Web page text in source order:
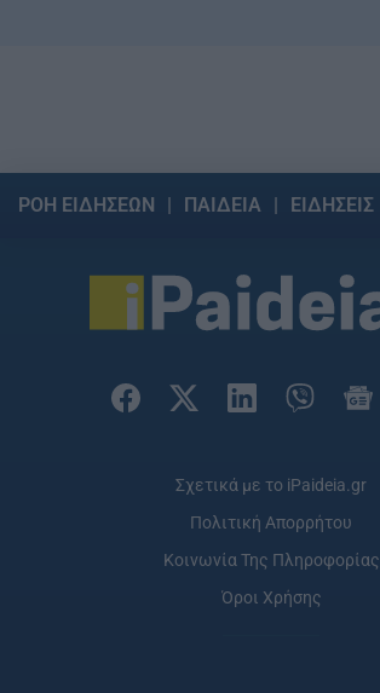
ΡΟΗ ΕΙΔΗΣΕΩΝ ΠΑΙΔΕΙΑ ΕΙΔΗΣΕΙΣ
Σχετικά με το iPaideia.gr
Πολιτική Απορρήτου
Κοινωνία Της Πληροφορίας
Όροι Χρήσης